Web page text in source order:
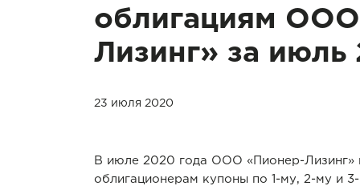
облигациям
Лизинг» за июль
23 июля 2020
В июле 2020 года ООО «Пионер-Лизинг»
облигационерам купоны по 1-му, 2-му и